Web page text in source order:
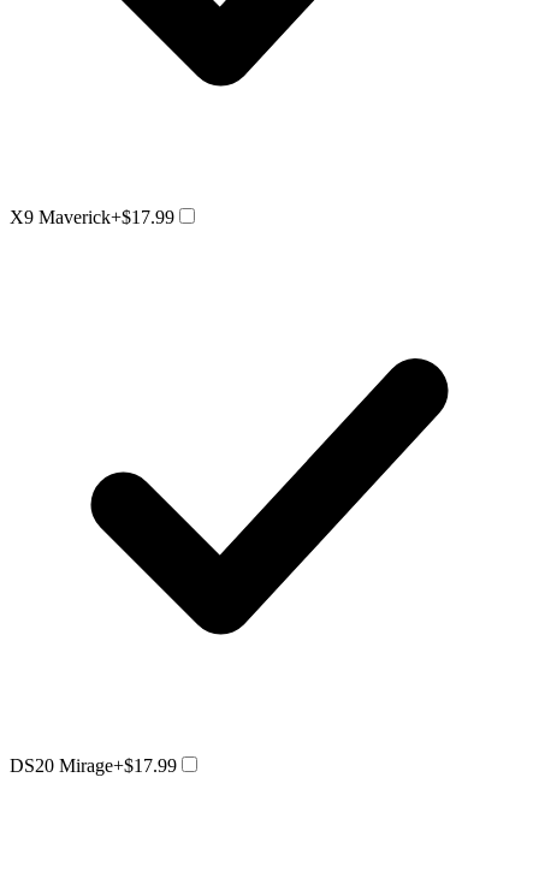
X9 Maverick+$17.99
DS20 Mirage+$17.99